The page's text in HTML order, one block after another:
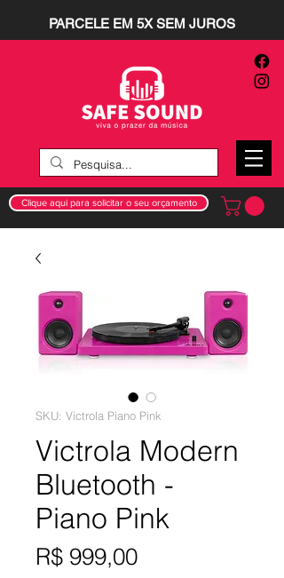
PARCELE EM 5X SEM JUROS
Clique aqui para solicitar o seu orçamento
SKU: Victrola Piano Pink
Victrola Modern
Bluetooth -
Piano Pink
R$ 999,00Preço